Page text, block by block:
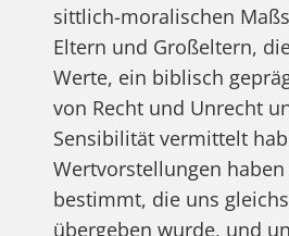
sittlich-moralischen
Eltern und Großeltern,
Werte, ein biblisch
von Recht und Unrecht
Sensibilität vermittelt
Wertvorstellungen
bestimmt, die uns
übergeben wurde, und